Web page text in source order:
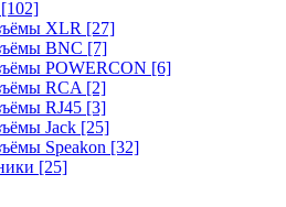
[102]
XLR [27]
BNC [7]
POWERCON [6]
RCA [2]
RJ45 [3]
Jack [25]
Speakon [32]
[25]